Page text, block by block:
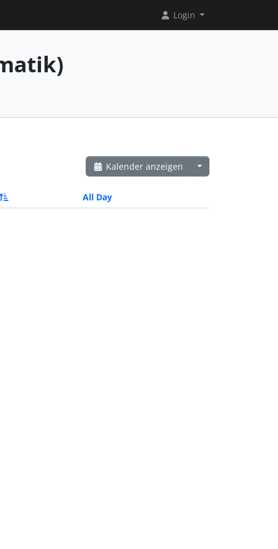
Login
Kalender anzeigen
All Day